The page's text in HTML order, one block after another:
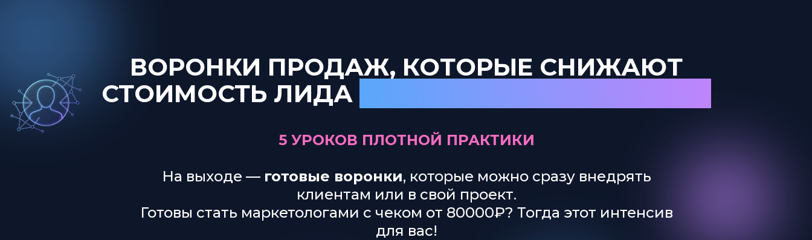
ВОРОНКИ ПРОДАЖ, КОТОРЫЕ СНИЖАЮТ
СТОИМОСТЬ ЛИДА
5 УРОКОВ ПЛОТНОЙ ПРАКТИКИ
На выходе — готовые воронки, которые можно сразу внедрять
клиентам или в свой проект.
Готовы стать маркетологами с чеком от 80000₽? Тогда этот интенсив
для вас!